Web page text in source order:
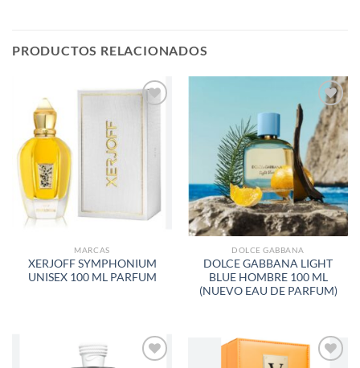
PRODUCTOS RELACIONADOS
MARCAS
XERJOFF SYMPHONIUM
UNISEX 100 ML PARFUM
AÑADIR
A LA
LISTA
DE
DESEOS
DOLCE GABBANA
DOLCE GABBANA LIGHT
BLUE HOMBRE 100 ML
(NUEVO EAU DE PARFUM)